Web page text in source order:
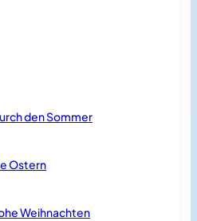
den Sommer
Ostern
Weihnachten